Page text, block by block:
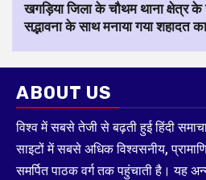
खगड़िया जिला के चौथम थाना क्षेत्र के
सद्भावना के साथ मनाया गया शहादत
ABOUT US
विश्व में सबसे तेजी से बढ़ती हुई हिंदी
साइटों में सबसे अधिक विश्वसनीय,
समर्पित पाठक वर्ग तक पहुंचाती है। यह